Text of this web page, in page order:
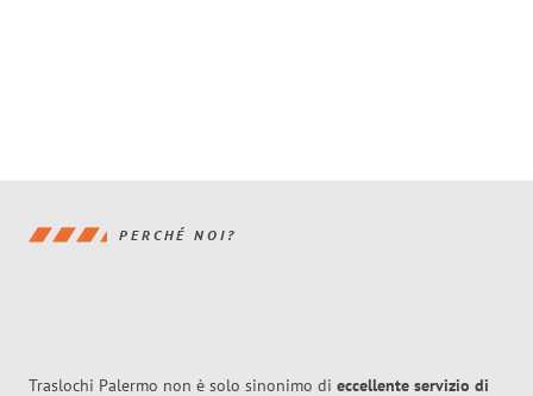
PERCHÉ NOI?
Traslochi Palermo non è solo sinonimo di eccellente servizio di